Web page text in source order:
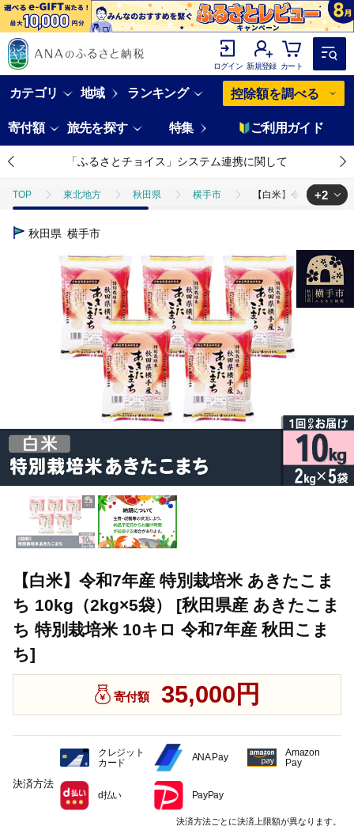
ログイン 新規登録 カート
カテゴリ 地域 ランキング 控除額を調べる
寄付額 旅先を探す 特集 ご利用ガイド
「ふるさとチョイス」システム連携に関して
TOP 東北地方 秋田県 横手市 【白米】令和7年産
TOP
米・穀物 あきたこまち 【白米】令和7年産
+2
秋田県 横手市
【白米】令和7年産 特別栽培米 あきたこま
ち 10kg（2kg×5袋） [秋田県産 あきたこま
ち 特別栽培米 10キロ 令和7年産 秋田こま
ち]
寄付額 35,000円
決済方法
クレジット
カード
ANA Pay
Amazon
Pay
d払い PayPay
決済方法ごとに決済上限額が異なります。